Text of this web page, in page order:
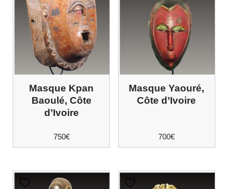
Masque Kpan
Baoulé, Côte
d’Ivoire
750€
Masque Yaouré,
Côte d’Ivoire
700€